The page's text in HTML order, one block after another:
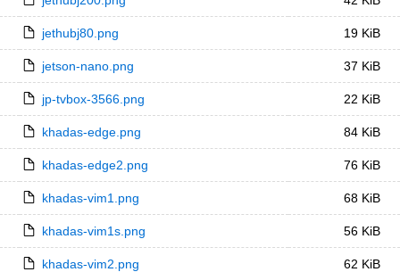
jethubj80.png 19 KiB
jetson-nano.png 37 KiB
jp-tvbox-3566.png 22 KiB
khadas-edge.png 84 KiB
khadas-edge2.png 76 KiB
khadas-vim1.png 68 KiB
khadas-vim1s.png 56 KiB
khadas-vim2.png 62 KiB